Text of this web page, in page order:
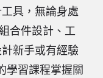
具，無論身處
合件設計、工
新手或有經驗
學習課程掌握關